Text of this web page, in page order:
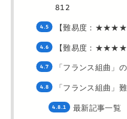
812
【難易度：
【難易度：
「フランス組曲」
「フランス組曲」
最新記事一覧